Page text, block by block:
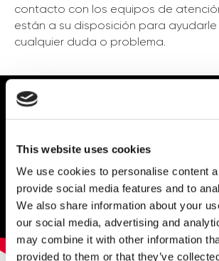
This website uses cookies
We use cookies to personalise content
provide social media features and to
We also share information about your
our social media, advertising and
may combine it with other information
provided to them or that they’ve
contacto con los equipos de
están a su disposición para ayudarle
cualquier duda o problema.